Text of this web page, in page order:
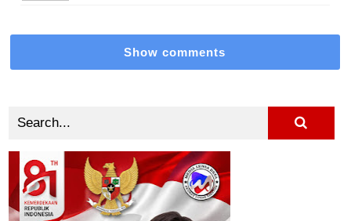
Show comments